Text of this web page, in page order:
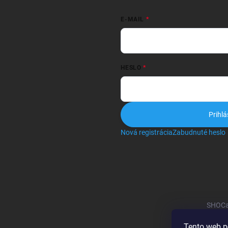
E-MAIL
HESLO
Nová registráciaZabudnuté heslo